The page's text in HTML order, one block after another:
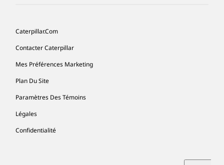
Caterpillar.com
Contacter Caterpillar
Mes Préférences Marketing
Plan Du Site
Paramètres Des Témoins
Légales
Confidentialité